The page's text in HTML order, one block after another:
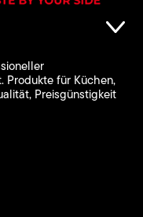
Produkte für Küchen,
Preisgünstigkeit